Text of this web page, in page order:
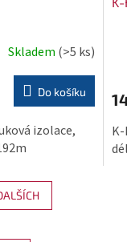
Skladem (>5 ks)
Do košíku
izolace,